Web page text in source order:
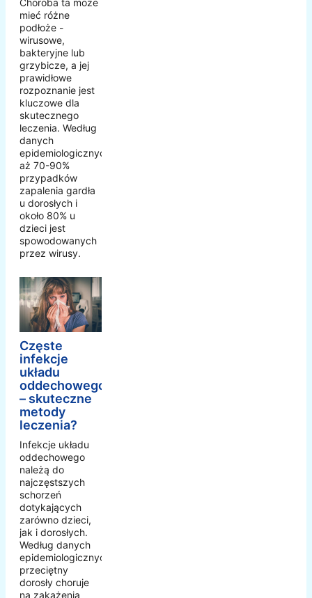
Choroba ta może
mieć różne
podłoże -
wirusowe,
bakteryjne lub
grzybicze, a jej
prawidłowe
rozpoznanie jest
kluczowe dla
skutecznego
leczenia. Według
danych
epidemiologicznych,
aż 70-90%
przypadków
zapalenia gardła
u dorosłych i
około 80% u
dzieci jest
spowodowanych
przez wirusy.
Częste
infekcje
układu
oddechowego
– skuteczne
metody
leczenia?
Infekcje układu
oddechowego
należą do
najczęstszych
schorzeń
dotykających
zarówno dzieci,
jak i dorosłych.
Według danych
epidemiologicznych,
przeciętny
dorosły choruje
na zakażenia